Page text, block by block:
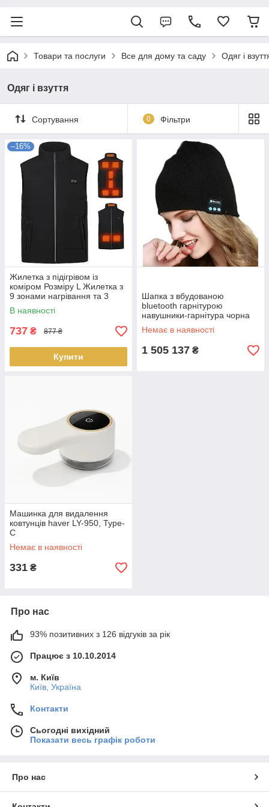
Товари та послуги Все для дому та саду Одяг і
Одяг і взуття
Сортування 0 Фільтри
–16%
Жилетка з підігрівом із
коміром Розміру L Жилетка з
9 зонами нагрівання та 3
режимами регулювання
Доставка по Україні
В наявності
737 ₴ 877 ₴
Купити
Шапка з вбудованою
bluetooth гарнітурою
навушники-гарнітура чорна
LS-MSN55
Немає в наявності
1 505 137 ₴
Машинка для видалення
ковтунців haver LY-950, Type-
C
Немає в наявності
331 ₴
Про нас
93% позитивних з 126 відгуків за рік
Працює з 10.10.2014
м. Київ
Київ, Україна
Контакти
Сьогодні вихідний
Показати весь графік роботи
Про нас